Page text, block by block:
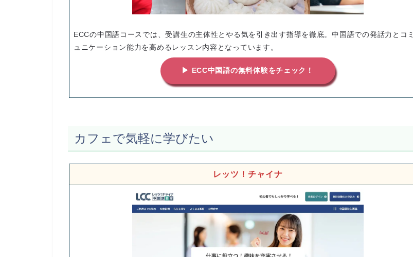
ECCの中国語コースでは、受講生の主体性とやる気を引き出す指導を徹底。中国語での発話力とコミ
ュニケーション能力を高めるレッスン内容となっています。
▶ ECC中国語の無料体験をチェック！
カフェで気軽に学びたい
レッツ！チャイナ